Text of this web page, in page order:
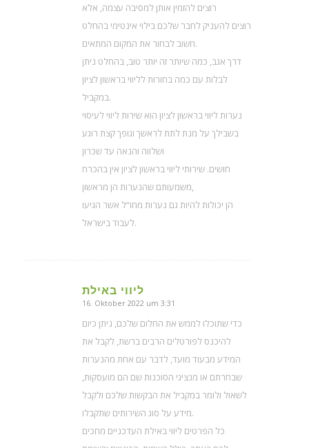
רוצים להזמין אותן למסיבה עצמה, אלא
רוצים להעניק לחבר שלכם בילוי אינטימי בהחלט
חשוב לבחור את המקום המתאים.
דרך אגב, כמה שיותר זה יותר טוב, בהחלט ניתן
לבלות עם כמה בחורות לליווי בראשון לציון
במקביל.
נערות ליווי בראשון לציון הוא שירות ליווי לעיסוי
בשבילך על מנת לתת לראשך וגופך קצת רוגע
ושלווה והנאה עד שכרון
חושים. שירותי ליווי בראשון לציון אין בהכרח
משמעותם שהנערות הן מראשון,
הן יכולות להיות גם נערות מחו“ל אשר הגיעו
לעבוד בישראל.
ליווי באילת
sagte:
16. Oktober 2022 um 3:31
כדי שתוכלו לממש את החלום שלכם, ניתן כיום
להיכנס לפורטלים הרבים ברשת, לקבל את
המידע מבעוד מועד, לדבר עם אחת מהנערות
שבחרתם או מנציגי הסוכנות שם הם מועסקות,
לשאול ולומר במקביל את הבקשות שלכם ולקבל
מידע על סוג השירותים שתקבלו.
כל הפרטים ליווי באילת העדכניים מחכים